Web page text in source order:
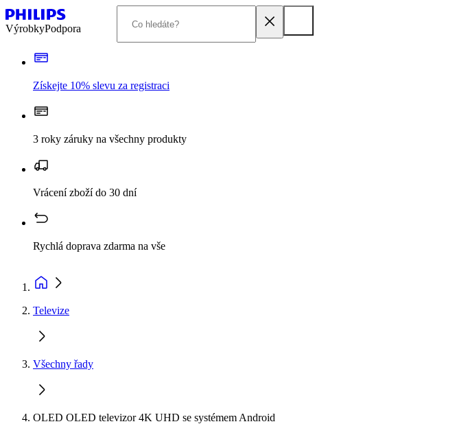
VýrobkyPodpora
Získejte 10% slevu za registraci
3 roky záruky na všechny produkty
Vrácení zboží do 30 dní
Rychlá doprava zdarma na vše
Televize
Všechny řady
OLED OLED televizor 4K UHD se systémem Android